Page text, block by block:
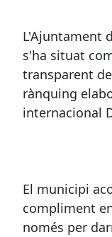
L'Ajuntament
s'ha situat
transparent
rànquing
internacional
El municipi
compliment
només per